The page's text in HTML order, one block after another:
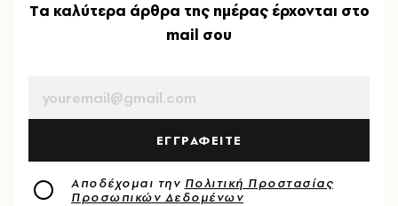
Tα καλύτερα άρθρα της ημέρας έρχονται στο
mail σου
ΕΓΓΡΑΦΕΙΤΕ
Αποδέχομαι την Πολιτική Προστασίας
Προσωπικών Δεδομένων